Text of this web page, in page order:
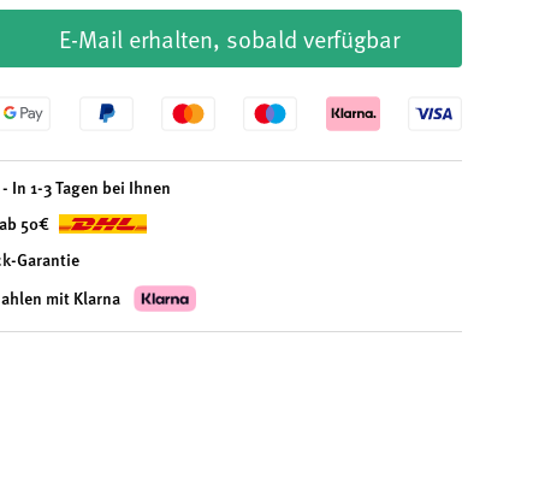
E-Mail erhalten, sobald verfügbar
In 1-3 Tagen bei Ihnen
50€
Garantie
mit Klarna